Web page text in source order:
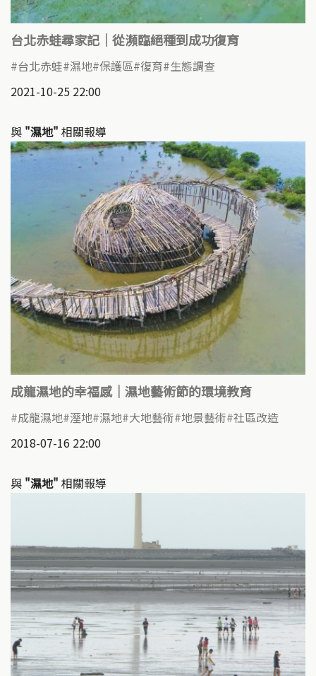
台北赤蛙尋家記｜從瀕臨絕種到成功復育
台北赤蛙 濕地 保護區 復育 生態調查
2021-10-25 22:00
與 "濕地" 相關報導
成龍濕地的幸福感｜濕地藝術節的環境教育
成龍濕地 溼地 濕地 大地藝術 地景藝術 社區改造
2018-07-16 22:00
與 "濕地" 相關報導